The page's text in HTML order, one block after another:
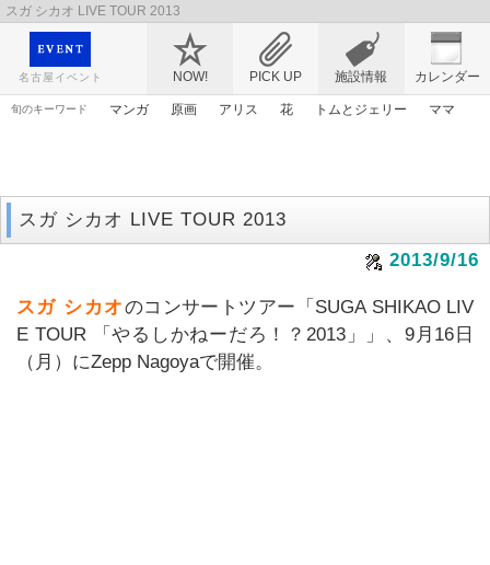
スガ シカオ LIVE TOUR 2013
映画や音楽コンサート、レジャーやアート、テレビ、ショップ、出会い、転職まで名古
屋のイベント情報を幅広く掲載
名古屋イベント NOW! PICK UP カレンダー
施設情報
旬のキーワード マンガ 原画 アリス 花 トムとジェリー
ママ
スガ シカオ LIVE TOUR 2013
2013/9/16
スガ シカオのコンサートツアー「SUGA SHIKAO LIV
E TOUR 「やるしかねーだろ！？2013」」、9月16日
（月）にZepp Nagoyaで開催。